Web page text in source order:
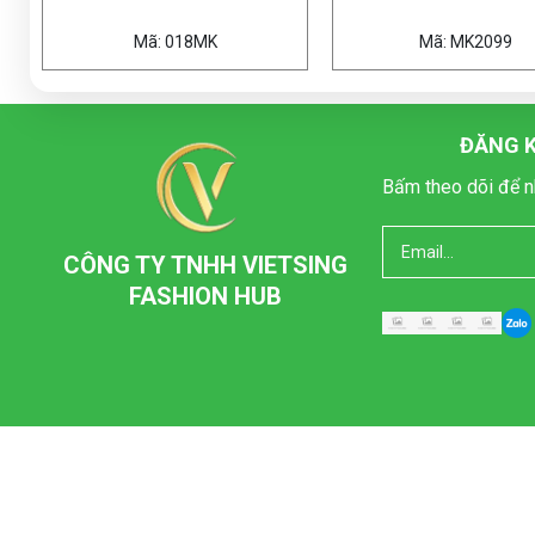
CÔNG TY TNHH VIETSING
FASHION HUB
ĐĂNG
Bấm theo dõi để